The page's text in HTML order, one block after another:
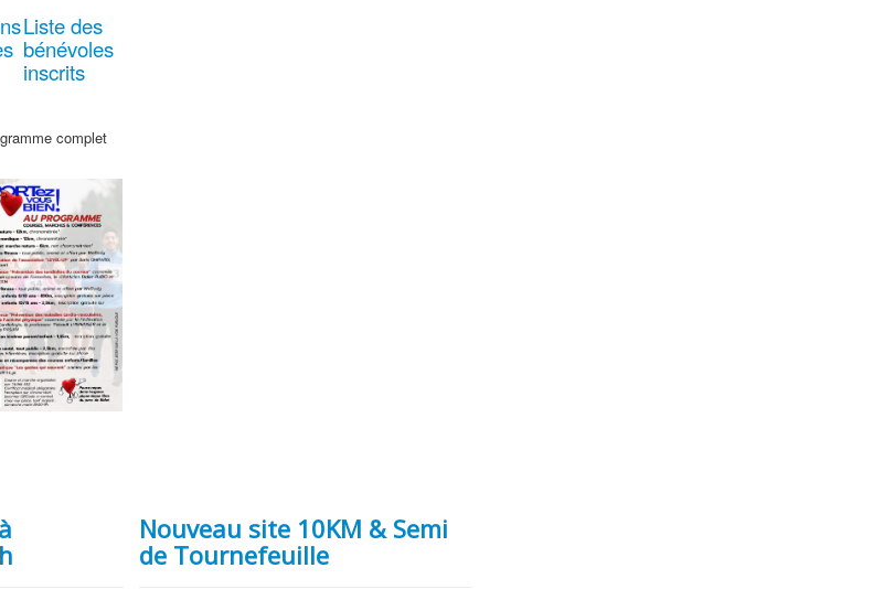
Liste des
bénévoles
inscrits
complet
Nouveau site 10KM & Semi
de Tournefeuille